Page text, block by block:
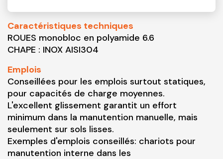
Caractéristiques techniques
ROUES monobloc en polyamide 6.6
CHAPE : INOX AISI304
Emplois
Conseillées pour les emplois surtout statiques,
pour capacités de charge moyennes.
L'excellent glissement garantit un effort
minimum dans la manutention manuelle, mais
seulement sur sols lisses.
Exemples d'emplois conseillés: chariots pour
manutention interne dans les